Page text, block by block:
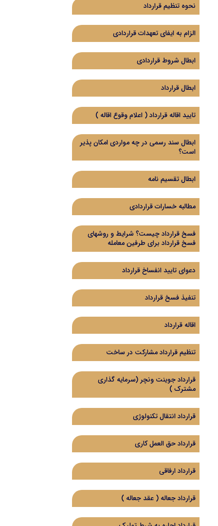
نحوه تنظیم قرارداد
الزام به ایفای تعهدات قراردادی
ابطال شروط قراردادی
ابطال قرارداد
تایید اقاله قرارداد ( اعلام وقوع اقاله )
ابطال سند رسمی در چه مواردی امکان پذیر
است؟
ابطال تقسیم نامه
مطالبه خسارات قراردادی
فسخ قرارداد چیست؟ شرایط و روشهای
فسخ قرارداد برای طرفین معامله
دعوای تایید انفساخ قرارداد
تنفیذ فسخ قرارداد
اقاله قرارداد
تنظیم قرارداد مشارکت در ساخت
قرارداد جوینت ونچر (سرمایه گذاری
مشترک )
قرارداد انتقال تکنولوژی
قرارداد حق العمل کاری
قرارداد ارفاقی
قرارداد جعاله ( عقد جعاله )